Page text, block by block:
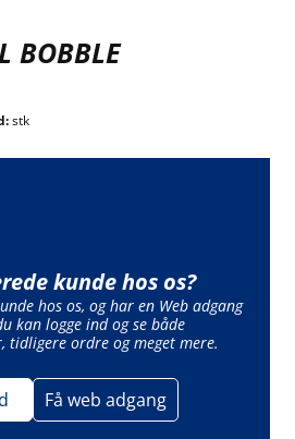
BOBBLE
stk
kunde hos os?
hos os, og har en Web adgang
kan logge ind og se både
tidligere ordre og meget mere.
Få web adgang